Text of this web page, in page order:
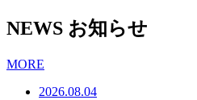
NEWS お知らせ
MORE
2026.08.04